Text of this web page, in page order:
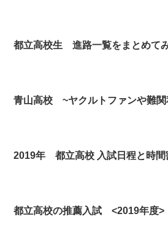
都立高校生 進路一覧をまとめて
青山高校 ~ヤクルトファンや難関
2019年 都立高校 入試日程と時間
都立高校の推薦入試 <2019年度>